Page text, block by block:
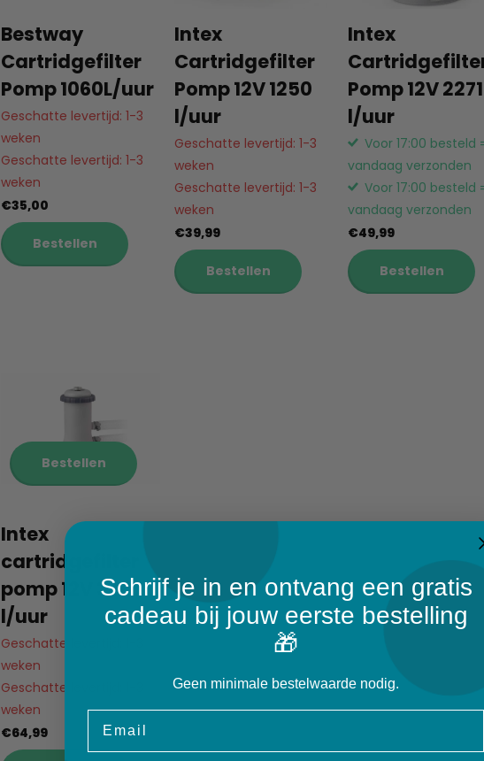
Bestway
Cartridgefilter
Pomp 1060L/uur
Geschatte levertijd: 1-3
weken
Geschatte levertijd: 1-3
weken
€35,00
Bestellen
Intex
Cartridgefilter
Pomp 12V 1250
l/uur
Geschatte levertijd: 1-3
weken
Geschatte levertijd: 1-3
weken
€39,99
Bestellen
Intex
Pomp 12V 2271
l/uur
Voor 17:00 besteld
vandaag verzonden
Voor 17:00 besteld
vandaag verzonden
€49,99
Bestellen
Bestellen
Intex
cartridgefilter
pomp 12V 3407
l/uur
Geschatte levertijd: 1-3
weken
Geschatte levertijd: 1-3
weken
€64,99
Schrijf je in en ontvang een gratis
cadeau bij jouw eerste bestelling
🎁
Geen minimale bestelwaarde nodig.